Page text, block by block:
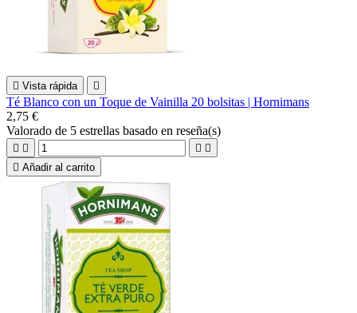
 Vista rápida 
Té Blanco con un Toque de Vainilla 20 bolsitas | Hornimans
2,75 €
Valorado de 5 estrellas basado en reseña(s)
   
 Añadir al carrito